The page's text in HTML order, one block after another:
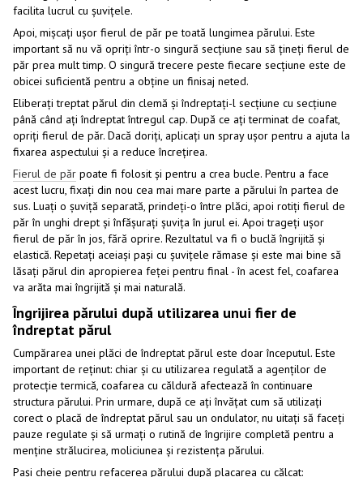
facilita lucrul cu șuvițele.
Apoi, mișcați ușor fierul de păr pe toată lungimea părului. Este
important să nu vă opriți într-o singură secțiune sau să țineți fierul de
păr prea mult timp. O singură trecere peste fiecare secțiune este de
obicei suficientă pentru a obține un finisaj neted.
Eliberați treptat părul din clemă și îndreptați-l secțiune cu secțiune
până când ați îndreptat întregul cap. După ce ați terminat de coafat,
opriți fierul de păr. Dacă doriți, aplicați un spray ușor pentru a ajuta la
fixarea aspectului și a reduce încrețirea.
Fierul de păr poate fi folosit și pentru a crea bucle. Pentru a face
acest lucru, fixați din nou cea mai mare parte a părului în partea de
sus. Luați o șuviță separată, prindeți-o între plăci, apoi rotiți fierul de
păr în unghi drept și înfășurați șuvița în jurul ei. Apoi trageți ușor
fierul de păr în jos, fără oprire. Rezultatul va fi o buclă îngrijită și
elastică. Repetați aceiași pași cu șuvițele rămase și este mai bine să
lăsați părul din apropierea feței pentru final - în acest fel, coafarea
va arăta mai îngrijită și mai naturală.
Îngrijirea părului după utilizarea unui fier de
îndreptat părul
Cumpărarea unei plăci de îndreptat părul este doar începutul. Este
important de reținut: chiar și cu utilizarea regulată a agenților de
protecție termică, coafarea cu căldură afectează în continuare
structura părului. Prin urmare, după ce ați învățat cum să utilizați
corect o placă de îndreptat părul sau un ondulator, nu uitați să faceți
pauze regulate și să urmați o rutină de îngrijire completă pentru a
menține strălucirea, moliciunea și rezistența părului.
Pași cheie pentru refacerea părului după placarea cu călcat: